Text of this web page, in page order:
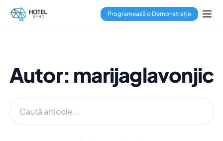
Programează o Demonstrație
Autor: marijaglavonjic